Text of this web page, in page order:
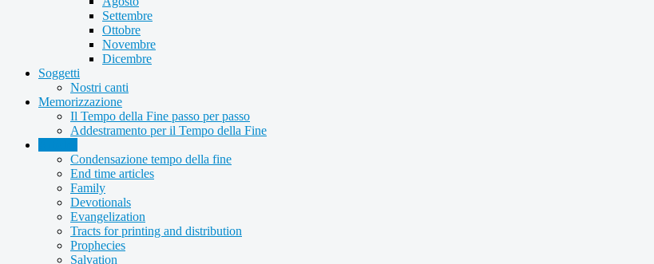
Settembre
Ottobre
Novembre
Dicembre
Soggetti
Nostri canti
Memorizzazione
Il Tempo della Fine passo per passo
Addestramento per il Tempo della Fine
Condensazione tempo della fine
End time articles
Family
Devotionals
Evangelization
Tracts for printing and distribution
Prophecies
Salvation